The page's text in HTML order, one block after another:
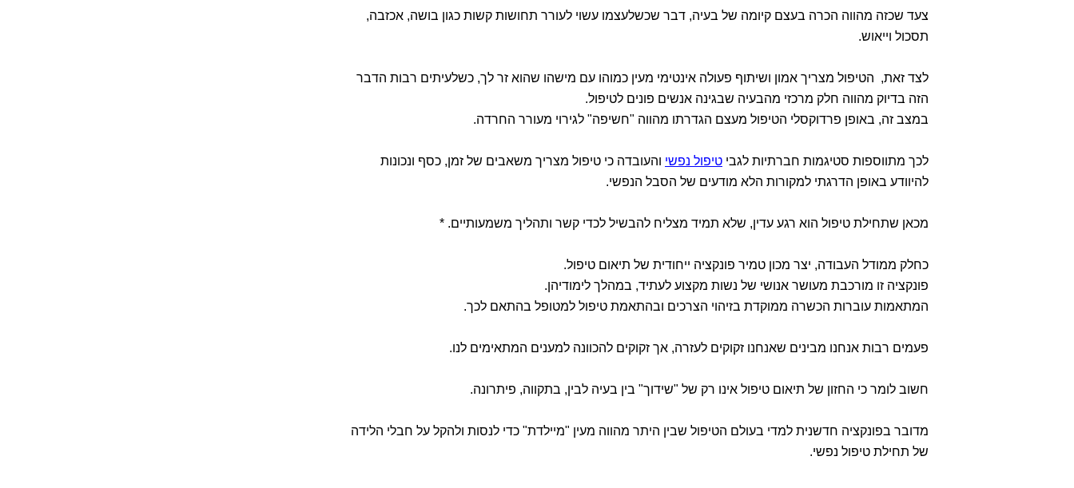
צעד שכזה מהווה הכרה בעצם קיומה של בעיה, דבר שכשלעצמו עשוי לעורר תחושות קשות כגון בושה, אכזבה,
תסכול וייאוש.
לצד זאת, הטיפול מצריך אמון ושיתוף פעולה אינטימי מעין כמוהו עם מישהו שהוא זר לך, כשלעיתים רבות הדבר
הזה בדיוק מהווה חלק מרכזי מהבעיה שבגינה אנשים פונים לטיפול.
במצב זה, באופן פרדוקסלי הטיפול מעצם הגדרתו מהווה "חשיפה" לגירוי מעורר החרדה.
לכך מתווספות סטיגמות חברתיות לגבי טיפול נפשי והעובדה כי טיפול מצריך משאבים של זמן, כסף ונכונות
להיוודע באופן הדרגתי למקורות הלא מודעים של הסבל הנפשי.
מכאן שתחילת טיפול הוא רגע עדין, שלא תמיד מצליח להבשיל לכדי קשר ותהליך משמעותיים. *
כחלק ממודל העבודה, יצר מכון טמיר פונקציה ייחודית של תיאום טיפול.
פונקציה זו מורכבת מעושר אנושי של נשות מקצוע לעתיד, במהלך לימודיהן.
המתאמות עוברות הכשרה ממוקדת בזיהוי הצרכים ובהתאמת טיפול למטופל בהתאם לכך.
פעמים רבות אנחנו מבינים שאנחנו זקוקים לעזרה, אך זקוקים להכוונה למענים המתאימים לנו.
חשוב לומר כי החזון של תיאום טיפול אינו רק של "שידוך" בין בעיה לבין, בתקווה, פיתרונה.
מדובר בפונקציה חדשנית למדי בעולם הטיפול שבין היתר מהווה מעין "מיילדת" כדי לנסות ולהקל על חבלי הלידה
של תחילת טיפול נפשי.